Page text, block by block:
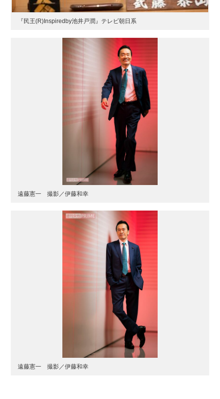
『民王(R)Inspiredby池井戸潤』テレビ朝日系
遠藤憲一 撮影／伊藤和幸
遠藤憲一 撮影／伊藤和幸